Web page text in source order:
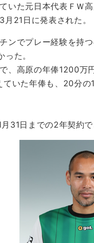
いた元日本代表ＦＷ
21日に発表された。
ンでプレー経験を持
た。
、高原の年俸1200万
いた年俸も、20分
31日までの2年契約で